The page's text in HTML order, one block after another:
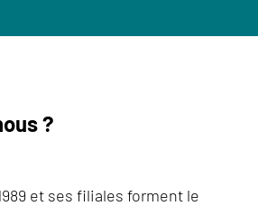
?
et ses filiales forment le